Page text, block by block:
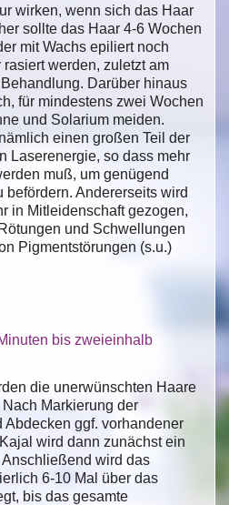
wirken, wenn sich das Haar
sollte das Haar 4-6 Wochen
mit Wachs epiliert noch
werden, zuletzt am
Darüber hinaus
für mindestens zwei Wochen
und Solarium meiden.
einen großen Teil der
Laserenergie, so dass mehr
muß, um genügend
befördern. Andererseits wird
in Mitleidenschaft gezogen,
und Schwellungen
Pigmentstörungen (s.u.)
bis zweieinhalb
die unerwünschten Haare
Markierung der
ggf. vorhandener
wird dann zunächst ein
wird das
6-10 Mal über das
bis das gesamte